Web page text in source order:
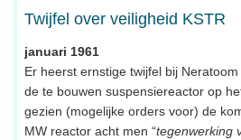
Twijfel over veiligheid KSTR
januari 1961
Er heerst ernstige twijfel bij
de te bouwen suspensiereactor op
gezien (mogelijke orders voor) de
MW reactor acht men “tegenwerking